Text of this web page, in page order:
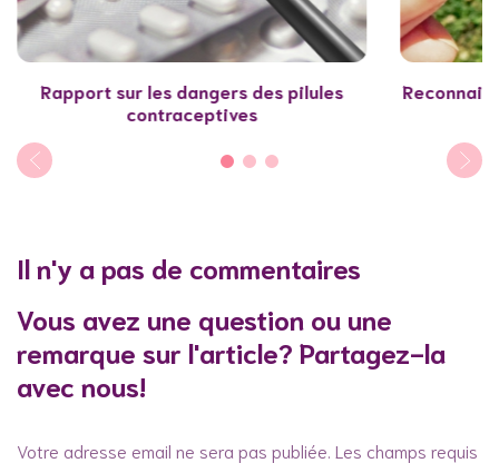
Rapport sur les dangers des pilules
contraceptives
Il n'y a pas de commentaires
Vous avez une question ou une
remarque sur l'article? Partagez-la
avec nous!
Votre adresse email ne sera pas publiée. Les champs requis